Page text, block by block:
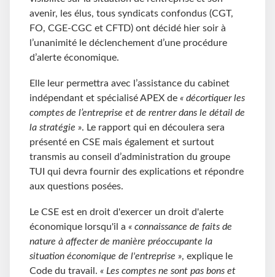
avenir, les élus, tous syndicats confondus (CGT,
FO, CGE-CGC et CFTD) ont décidé hier soir à
l’unanimité le déclenchement d’une procédure
d’alerte économique.
Elle leur permettra avec l’assistance du cabinet
indépendant et spécialisé APEX de « décortiquer les
comptes de l’entreprise et de rentrer dans le détail de
la stratégie ». Le rapport qui en découlera sera
présenté en CSE mais également et surtout
transmis au conseil d’administration du groupe
TUI qui devra fournir des explications et répondre
aux questions posées.
Le CSE est en droit d'exercer un droit d'alerte
économique lorsqu'il a « connaissance de faits de
nature à affecter de manière préoccupante la
situation économique de l'entreprise », explique le
Code du travail. « Les comptes ne sont pas bons et